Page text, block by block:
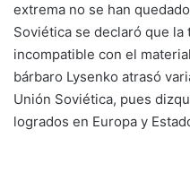
extrema no se han
Soviética se declaró que
incompatible con el
bárbaro Lysenko atrasó
Unión Soviética, pues
logrados en Europa y